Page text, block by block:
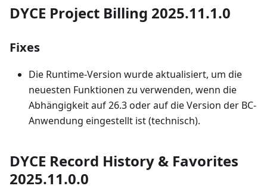
DYCE Project Billing 2025.11.1.0
Fixes
Die Runtime-Version wurde aktualisiert, um die
neuesten Funktionen zu verwenden, wenn die
Abhängigkeit auf 26.3 oder auf die Version der BC-
Anwendung eingestellt ist (technisch).
DYCE Record History & Favorites
2025.11.0.0